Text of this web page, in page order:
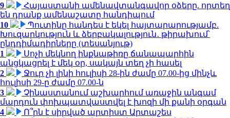
9
Հայաստանի ամենավտանգավոր օձերը. որտեղ
են դրանք ամենաշատը հանդիպում
10
Պուտինը հանդես է եկել հայտարարությամբ.
Խուզարկություն և ձերբակալություն․ թիրախում՝
ընդդիմադիրները (տեսանյութ)
1
Սոչի մեկնող ինքնաթիռը ճանապարհին
անցկացրել է մեկ օր, սակայն տեղ չի հասել
2
Ջուր չի լինի հուլիսի 28-ին ժամը 07.00-ից մինչև
հուլիսի 29-ը ժամը 07.00-ն
3
Չինաստանում աշխարհում առաջին անգամ
մարդուն փոխպատվաստվել է խոզի մի քանի օրգան
4
Ո՞րն է սիրված արտիստ Արտաշես